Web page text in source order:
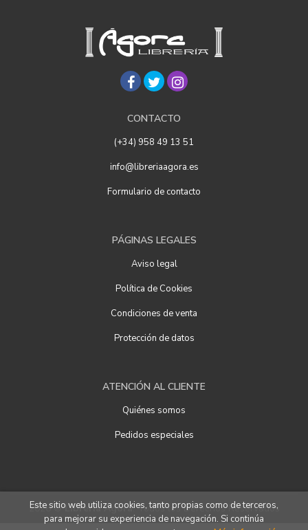
CONTACTO
(+34) 958 49 13 51
info@libreriaagora.es
Formulario de contacto
PÁGINAS LEGALES
Aviso legal
Política de Cookies
Condiciones de venta
Protección de datos
ATENCIÓN AL CLIENTE
Quiénes somos
Pedidos especiales
2026 ©Librería Ágora. Todos los Derechos Reservados
Este sitio web utiliza cookies, tanto propias como de terceros,
para mejorar su experiencia de navegación. Si continúa